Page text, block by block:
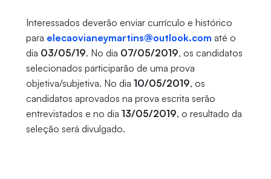
Interessados deverão enviar currículo e histórico
para elecaovianeymartins@outlook.com até o
dia 03/05/19. No dia 07/05/2019, os candidatos
selecionados participarão de uma prova
objetiva/subjetiva. No dia 10/05/2019, os
candidatos aprovados na prova escrita serão
entrevistados e no dia 13/05/2019, o resultado da
seleção será divulgado.